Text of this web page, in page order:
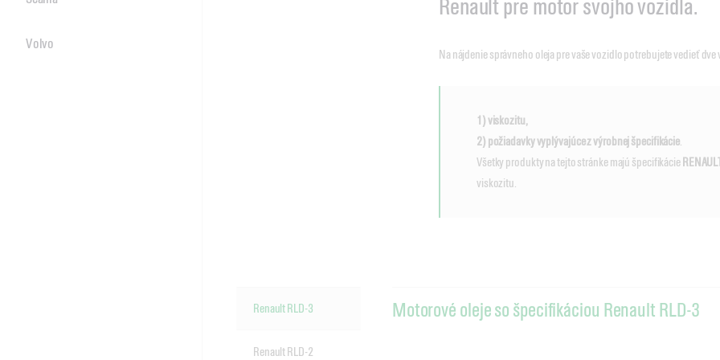
Volvo
Renault pre motor svojho vozidla.
Na nájdenie správneho oleja pre vaše vozidlo potrebujete vedieť dve
1) viskozitu,
2) požiadavky vyplývajúce z výrobnej špecifikácie
Všetky produkty na tejto stránke majú špecifikácie
viskozitu.
Renault RLD-3
Renault RLD-2
Motorové oleje so špecifikáciou Renault RLD-3